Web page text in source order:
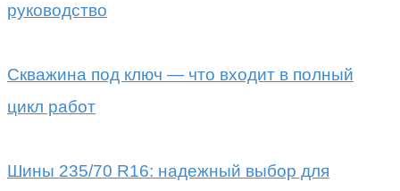
руководство
Скважина под ключ — что входит в полный
цикл работ
Шины 235/70 R16: надежный выбор для